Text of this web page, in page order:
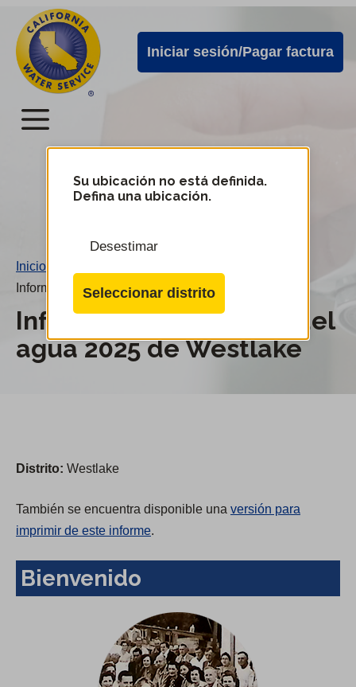
directamente
contenido
principal
Alertas
de
Cal
Water
Iniciar sesión/Pagar factura
Menú
Menú
servicio
de
Cal
Water
Su ubicación no está definida.
Defina una ubicación.
Desestimar
Seleccionar distrito
Inicio
Informe sobre calidad del agua 2025 de Westlake
Informe sobre calidad del
agua 2025 de Westlake
Distrito: Westlake
También se encuentra disponible una versión para
imprimir de este informe.
Bienvenido